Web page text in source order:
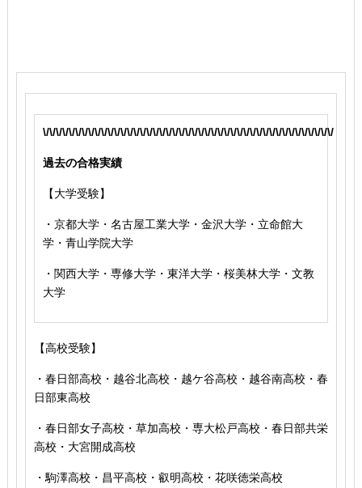
\/\/\/\/\/\/\/\/\/\/\/\/\/\/\/\/\/\/\/\/\/\/\/\/\/\/\/\/\/\/\/\/\/\/\/\/\/\/\/\/\/\/\/\/\/
過去の合格実績
【大学受験】
・京都大学・名古屋工業大学・金沢大学・立命館大
学・青山学院大学
・関西大学・専修大学・東洋大学・桜美林大学・文教
大学
【高校受験】
・春日部高校・越谷北高校・越ケ谷高校・越谷南高校・春
日部東高校
・春日部女子高校・草加高校 ・専大松戸高校 ・春日部共栄
高校 ・大宮開成高校
・駒澤高校・昌平高校・叡明高校・花咲徳栄高校